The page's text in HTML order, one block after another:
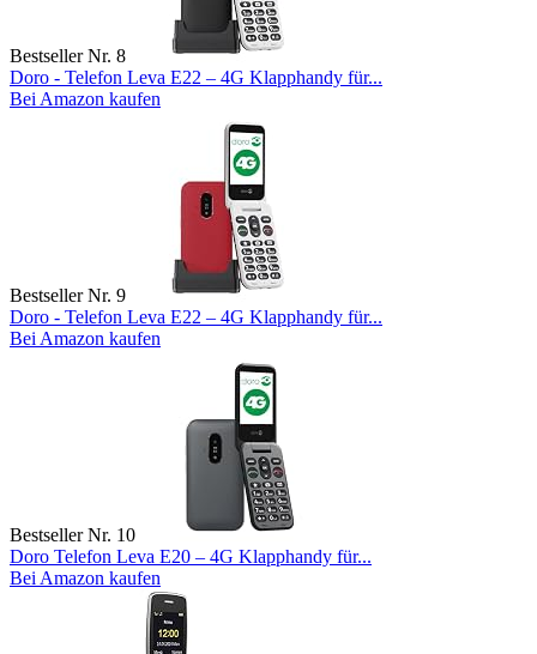
Bestseller Nr. 8
Doro - Telefon Leva E22 – 4G Klapphandy für...
Bei Amazon kaufen
Bestseller Nr. 9
Doro - Telefon Leva E22 – 4G Klapphandy für...
Bei Amazon kaufen
Bestseller Nr. 10
Doro Telefon Leva E20 – 4G Klapphandy für...
Bei Amazon kaufen